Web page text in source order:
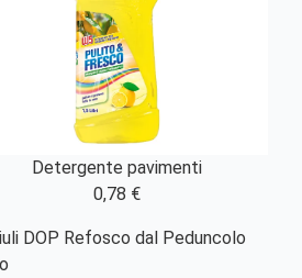
Detergente pavimenti
0,78 €